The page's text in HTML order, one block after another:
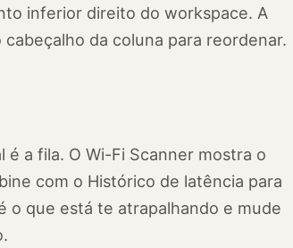
inferior direito do workspace. A
da coluna para reordenar.
a fila. O Wi-Fi Scanner mostra o
com o Histórico de latência para
o que está te atrapalhando e mude